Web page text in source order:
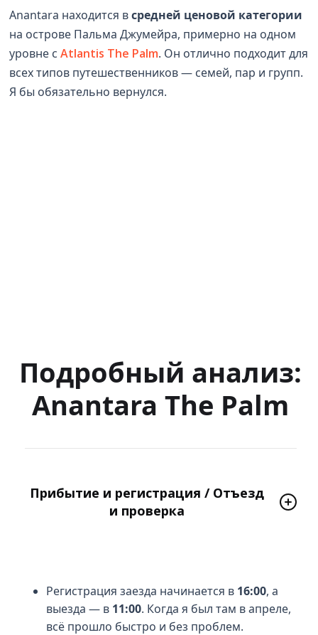
Anantara находится всредней ценовой категории
на острове Пальма Джумейра, примерно на одном
уровне сAtlantis The Palm. Он отлично подходит для
всех типов путешественников — семей, пар и групп.
Я бы обязательно вернулся.
Подробный анализ:
Anantara The Palm
Прибытие и регистрация / Отъезд
и проверка
Регистрация заезда начинается в 16:00, а
выезда — в 11:00. Когда я был там в апреле,
всё прошло быстро и без проблем.